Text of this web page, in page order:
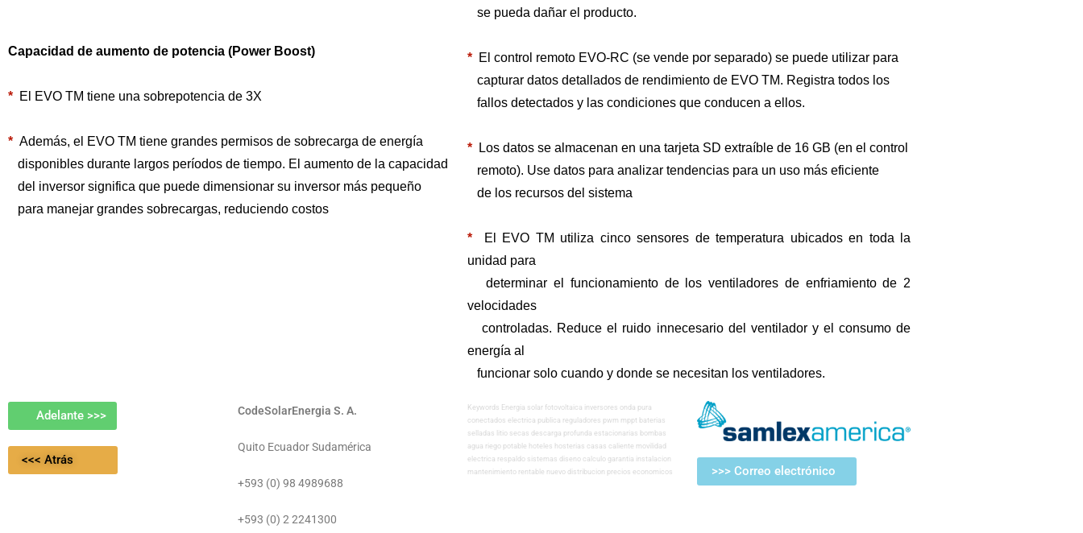
Capacidad de aumento de potencia (Power Boost)
* El EVO TM tiene una sobrepotencia de 3X
* Además, el EVO TM tiene grandes permisos de sobrecarga de energía
disponibles durante largos períodos de tiempo. El aumento de la capacidad
del inversor significa que puede dimensionar su inversor más pequeño
para manejar grandes sobrecargas, reduciendo costos
se pueda dañar el producto.
* El control remoto EVO-RC (se vende por separado) se puede utilizar para
capturar datos detallados de rendimiento de EVO TM. Registra todos los
fallos detectados y las condiciones que conducen a ellos.
*
Los datos se almacenan en una tarjeta SD extraíble de 16 GB (en el control
remoto). Use datos para analizar tendencias para un uso más eficiente
de los recursos del sistema
* El EVO TM utiliza cinco sensores de temperatura ubicados en toda la
unidad para
determinar el funcionamiento de los ventiladores de enfriamiento de 2
velocidades
controladas. Reduce el ruido innecesario del ventilador y el consumo de
energía al
funcionar solo cuando y donde se necesitan los ventiladores.
Adelante >>>
<<< Atrás
CodeSolarEnergia S. A.
Quito Ecuador Sudamérica
+593 (0) 98 4989688
+593 (0) 2 2241300
Keywords Energia solar fotovoltaica inversores onda pura
conectados electrica publica reguladores pwm mppt baterias
selladas litio secas descarga profunda estacionarias bombas
agua riego potable hoteles hosterias casas caliente movilidad
electrica respaldo sistemas diseno calculo garantia instalacion
mantenimiento rentable nuevo distribucion precios economicos
>>> Correo electrónico